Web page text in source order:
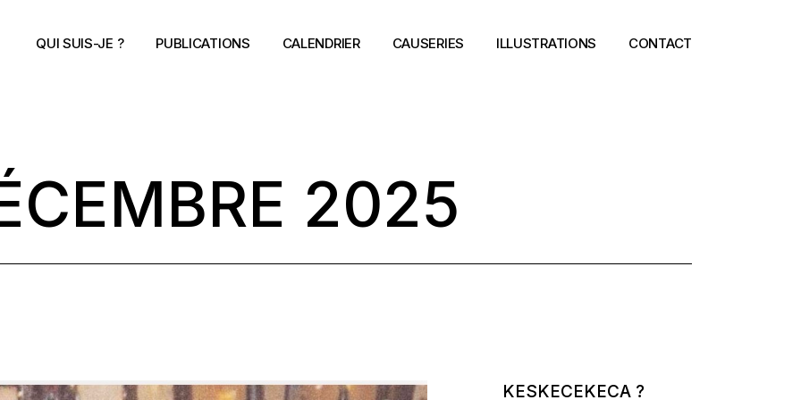
QUI SUIS-JE ? PUBLICATIONS CALENDRIER CAUSERIES ILLUSTRATIONS CONTACT
2025
KESKECEKECA ?